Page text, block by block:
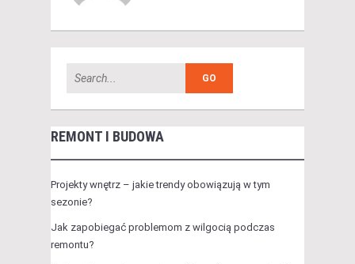
REMONT I BUDOWA
Projekty wnętrz – jakie trendy obowiązują w tym
sezonie?
Jak zapobiegać problemom z wilgocią podczas
remontu?